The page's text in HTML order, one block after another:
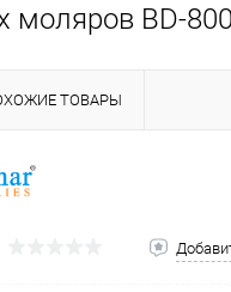
BD-
ТОВАРЫ